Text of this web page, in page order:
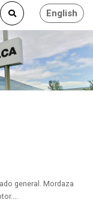
English
general. Mordaza